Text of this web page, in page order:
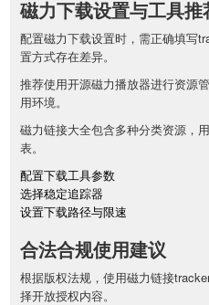
磁力下载设置与工具推
配置磁力下载设置时，需正确填写
置方式存在差异。
推荐使用开源磁力播放器进行资源
用环境。
磁力链接大全包含多种分类资源，
表。
配置下载工具参数
选择稳定追踪器
设置下载路径与限速
合法合规使用建议
根据版权法规，使用磁力链接
择开放授权内容。